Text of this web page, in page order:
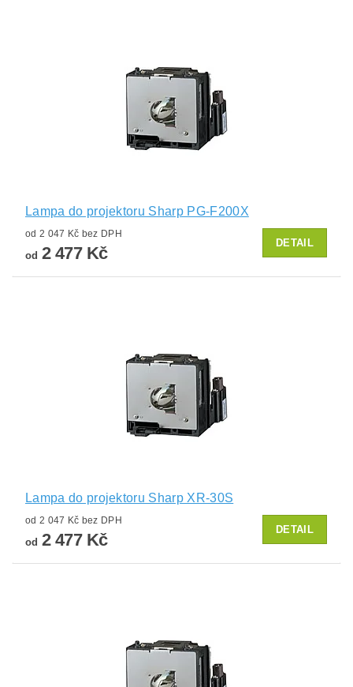
Lampa do projektoru Sharp PG-F200X
od 2 047 Kč bez DPH
od 2 477 Kč
DETAIL
Lampa do projektoru Sharp XR-30S
od 2 047 Kč bez DPH
od 2 477 Kč
DETAIL